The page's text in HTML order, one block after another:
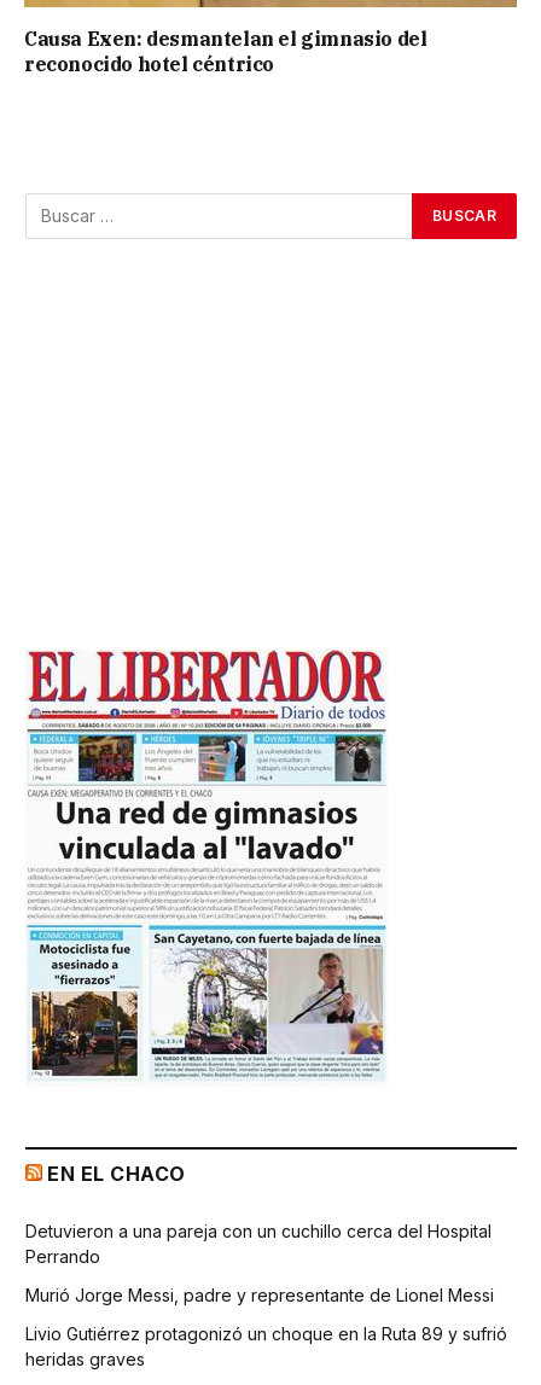
Causa Exen: desmantelan el gimnasio del
reconocido hotel céntrico
EN EL CHACO
Detuvieron a una pareja con un cuchillo cerca del Hospital
Perrando
Murió Jorge Messi, padre y representante de Lionel Messi
Livio Gutiérrez protagonizó un choque en la Ruta 89 y sufrió
heridas graves